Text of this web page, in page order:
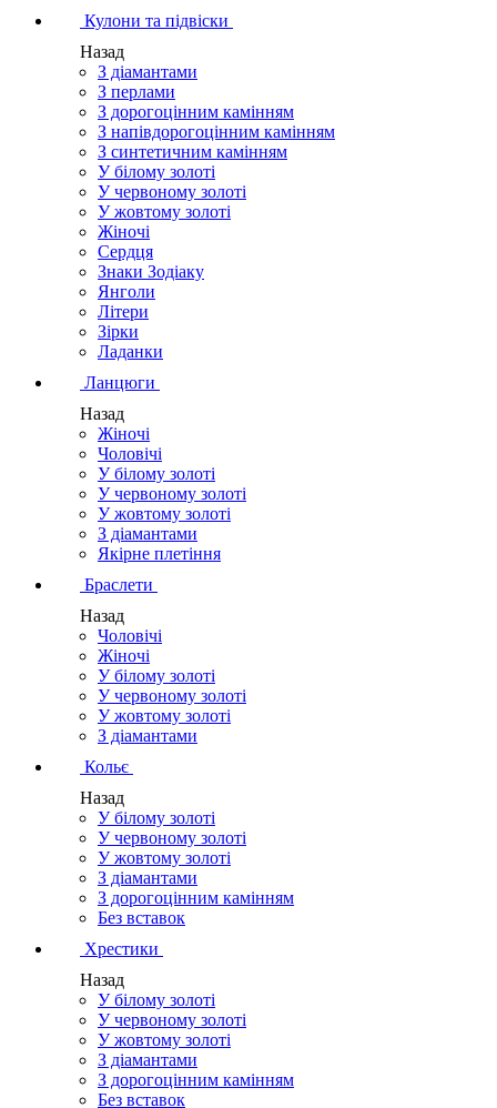
Кулони та підвіски
Назад
З діамантами
З перлами
З дорогоцінним камінням
З напівдорогоцінним камінням
З синтетичним камінням
У білому золоті
У червоному золоті
У жовтому золоті
Жіночі
Сердця
Знаки Зодіаку
Янголи
Літери
Зірки
Ладанки
Ланцюги
Назад
Жіночі
Чоловічі
У білому золоті
У червоному золоті
У жовтому золоті
З діамантами
Якірне плетіння
Браслети
Назад
Чоловічі
Жіночі
У білому золоті
У червоному золоті
У жовтому золоті
З діамантами
Кольє
Назад
У білому золоті
У червоному золоті
У жовтому золоті
З діамантами
З дорогоцінним камінням
Без вставок
Хрестики
Назад
У білому золоті
У червоному золоті
У жовтому золоті
З діамантами
З дорогоцінним камінням
Без вставок